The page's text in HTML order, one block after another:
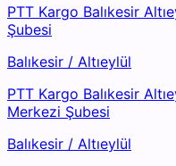
PTT Kargo Balıkesir
Şubesi
Balıkesir / Altıeylül
PTT Kargo Balıkesir
Merkezi Şubesi
Balıkesir / Altıeylül